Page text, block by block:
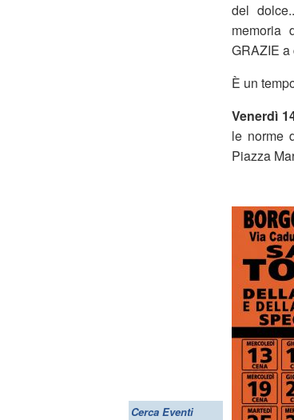
Cerca Eventi
del
memoria
GRAZIE a
È un
Venerdì
le norme
Piazza